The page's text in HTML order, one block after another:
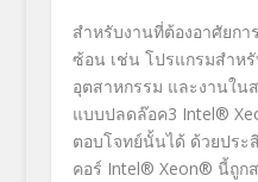
สำหรับงานที่ต้องอาศัยก
ซ้อน เช่น โปรแกรมสำห
อุตสาหกรรม และงานใน
แบบปลดล๊อค3 Intel®
ตอบโจทย์นั้นได้ ด้วยประ
คอร์ Intel® Xeon® นี้ถูก